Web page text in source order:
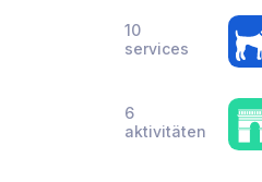
10
services
6
aktivitäten